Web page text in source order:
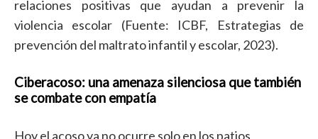
relaciones positivas que ayudan a prevenir la
violencia escolar (Fuente: ICBF, Estrategias de
prevención del maltrato infantil y escolar, 2023).
Ciberacoso: una amenaza silenciosa que también
se combate con empatía
Hoy el acoso ya no ocurre solo en los patios